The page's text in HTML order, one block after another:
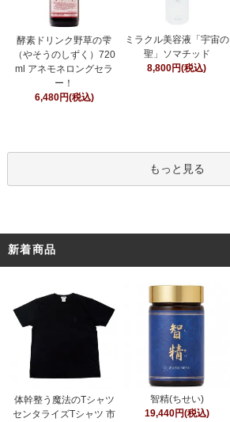
酵素ドリンク野草の雫
（やそうのしずく）720
ml アネモネロングセラ
ー！
6,480円(税込)
ミラクル美容液「宇宙の
聖」ソマチッド
8,800円(税込)
もっと見る
新着商品
体幹整う魔法のTシャツ
センタライズTシャツ 市
智精(ちせい)
19,440円(税込)